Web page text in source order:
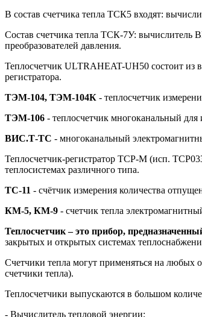
В состав счетчика тепла ТСК5 входят:
Состав счетчика тепла ТСК-7У:
преобразователей давления.
Теплосчетчик ULTRAHEAT-UH50 состоит из
регистратора.
ТЭМ-104, ТЭМ-104К - теплосчетчик
ТЭМ-106 - теплосчетчик многоканальный
ВИС.Т-ТС - многоканальный
Теплосчетчик-регистратор ТСР-М (исп.
теплосистемах различного типа.
ТС-11 - счётчик измерения количества
КМ-5, КМ-9 - счетчик тепла
Теплосчетчик – это прибор,
закрытых и открытых системах
Счетчики тепла могут применяться на любых
счетчики тепла).
Теплосчетчики выпускаются в большом
- Вычислитель тепловой энергии;